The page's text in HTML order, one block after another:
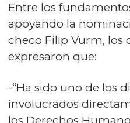
Entre los
apoyando la
checo Filip Vurm, los
expresaron que:
-“Ha sido uno de los
involucrados